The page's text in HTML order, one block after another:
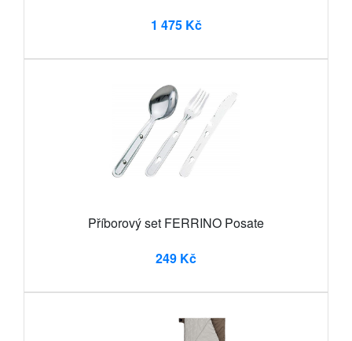
1 475 Kč
Příborový set FERRINO Posate
249 Kč